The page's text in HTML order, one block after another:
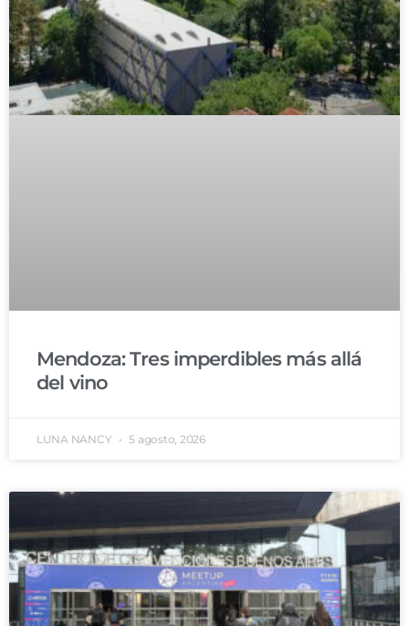
Mendoza: Tres imperdibles más allá
del vino
LUNA NANCY 5 agosto, 2026